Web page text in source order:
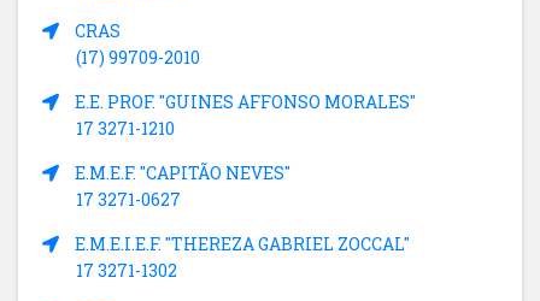
CRAS
(17) 99709-2010
E.E. PROF. "GUINES AFFONSO MORALES"
17 3271-1210
E.M.E.F. "CAPITÃO NEVES"
17 3271-0627
E.M.E.I.E.F. "THEREZA GABRIEL ZOCCAL"
17 3271-1302